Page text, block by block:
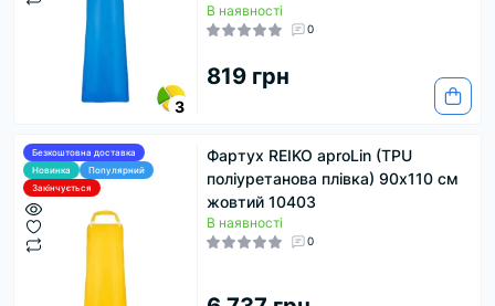
3
В наявності
0
819 грн
Безкоштовна доставка
Новинка
Популярний
Закінчується
Фартух REIKO aproLin (TPU
поліуретанова плівка) 90х110 см
жовтий 10403
В наявності
0